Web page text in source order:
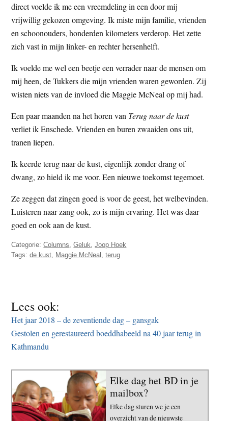
direct voelde ik me een vreemdeling in een door mij
vrijwillig gekozen omgeving. Ik miste mijn familie, vrienden
en schoonouders, honderden kilometers verderop. Het zette
zich vast in mijn linker- en rechter hersenhelft.
Ik voelde me wel een beetje een verrader naar de mensen om
mij heen, de Tukkers die mijn vrienden waren geworden. Zij
wisten niets van de invloed die Maggie McNeal op mij had.
Een paar maanden na het horen van Terug naar de kust
verliet ik Enschede. Vrienden en buren zwaaiden ons uit,
tranen liepen.
Ik keerde terug naar de kust, eigenlijk zonder drang of
dwang, zo hield ik me voor. Een nieuwe toekomst tegemoet.
Ze zeggen dat zingen goed is voor de geest, het welbevinden.
Luisteren naar zang ook, zo is mijn ervaring. Het was daar
goed en ook aan de kust.
Categorie:Columns ,Geluk ,Joop Hoek
Tags:de kust Maggie McNeal ,terug
Lees ook:
Het jaar 2018 – de zeventiende dag – gansgak
Gestolen en gerestaureerd boeddhabeeld na 40 jaar terug in
Kathmandu
Elke dag het BD in je
mailbox?
Elke dag sturen we je een
overzicht van de nieuwste